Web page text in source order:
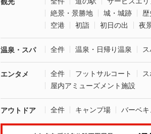
絶景・景勝地
城・城跡
空港
初詣 初日の出 夜
温泉・スパ 全件 温泉・日帰り温泉
エンタメ 全件 フットサルコート
屋内アミューズメント施設
アウトドア 全件 キャンプ場 バーベ